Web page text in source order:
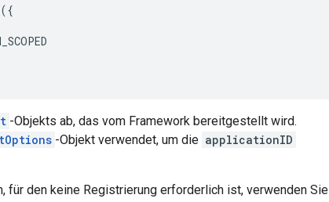
({
-Objekts ab, das vom Framework bereitgestellt wird.
-Objekt verwendet, um die applicationID
für den keine Registrierung erforderlich ist, verwenden Sie